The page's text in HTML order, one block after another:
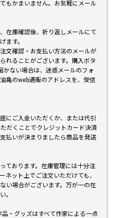
もかまいません。お気軽にメール
在庫確認後、折り返しメールにて
ます。
文確認・お支払い方法のメールが
れることがございます。購入ボタ
かない場合は、迷惑メールのフォ
亀のweb通販のアドレスを、受信
にご入金いただくか、または代引
だくことでクレジットカード決済
払いが決まりましたら商品を発送
ております。在庫管理には十分注
ネット上でご注文いただけても、
い場合がございます。万が一の在
。
・グッズはすべて作家による一点